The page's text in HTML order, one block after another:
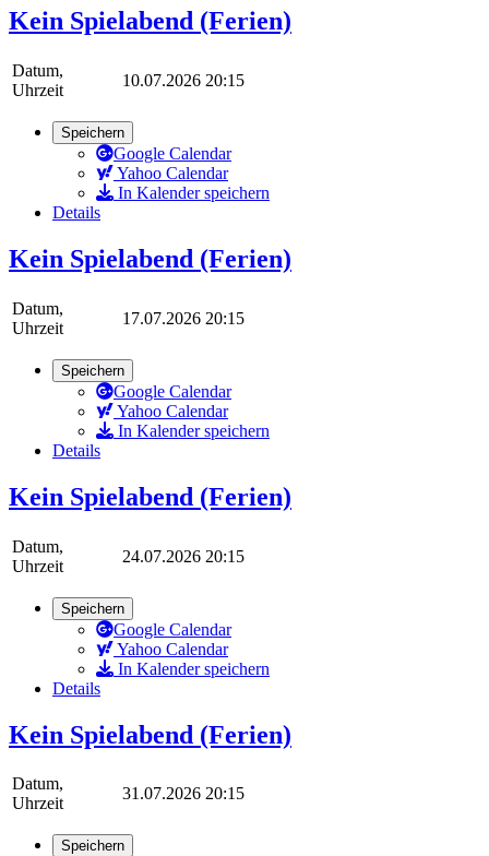
Kein Spielabend (Ferien)
Datum,
Uhrzeit
10.07.2026 20:15
Speichern
Google Calendar
Yahoo Calendar
In Kalender speichern
Details
Kein Spielabend (Ferien)
Datum,
Uhrzeit
17.07.2026 20:15
Speichern
Google Calendar
Yahoo Calendar
In Kalender speichern
Details
Kein Spielabend (Ferien)
Datum,
Uhrzeit
24.07.2026 20:15
Speichern
Google Calendar
Yahoo Calendar
In Kalender speichern
Details
Kein Spielabend (Ferien)
Datum,
Uhrzeit
31.07.2026 20:15
Speichern